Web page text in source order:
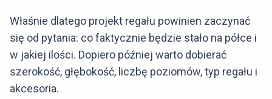
Właśnie dlatego projekt regału powinien zaczynać
się od pytania: co faktycznie będzie stało na półce i
w jakiej ilości. Dopiero później warto dobierać
szerokość, głębokość, liczbę poziomów, typ regału i
akcesoria.